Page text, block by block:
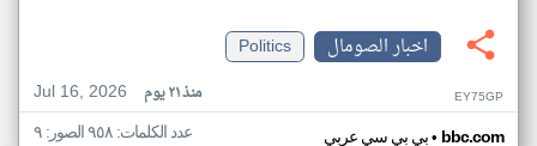
اخبار الصومال
Politics
Jul 16, 2026
منذ ٢١ يوم EY75GP
بي بي سي عربي• bbc.com عدد الكلمات: ٩٥٨ الصور: ٩